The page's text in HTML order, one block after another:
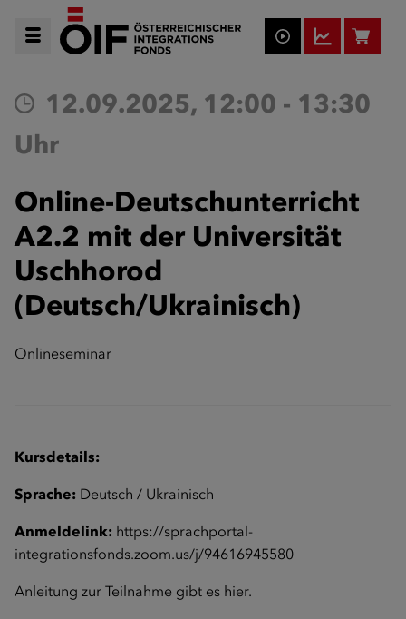
12.09.2025, 12:00 - 13:30
Uhr
Online-Deutschunterricht
A2.2 mit der Universität
Uschhorod
(Deutsch/Ukrainisch)
Onlineseminar
Kursdetails:
Sprache: Deutsch / Ukrainisch
Anmeldelink: https://sprachportal-
integrationsfonds.zoom.us/j/94616945580
Anleitung zur Teilnahme gibt es hier.